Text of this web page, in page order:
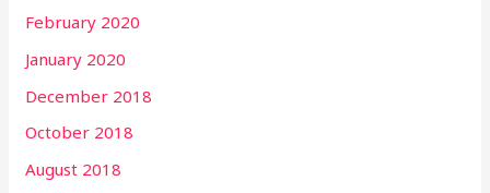
February 2020
January 2020
December 2018
October 2018
August 2018